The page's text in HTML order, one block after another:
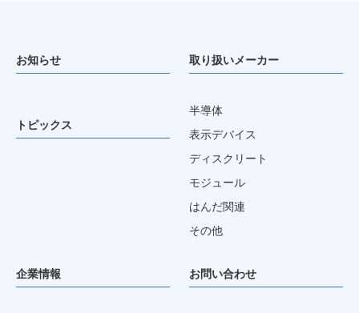
お知らせ
トピックス
取り扱いメーカー
半導体
表示デバイス
ディスクリート
モジュール
はんだ関連
その他
企業情報 お問い合わせ